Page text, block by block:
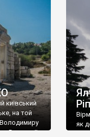
об’єкту
та
київський
на той
Василю ІІ,
як